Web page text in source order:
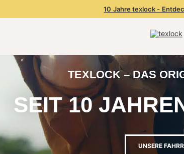
10 Jahre texlock -
TEXLOCK – DAS
SEIT 10
UNSERE